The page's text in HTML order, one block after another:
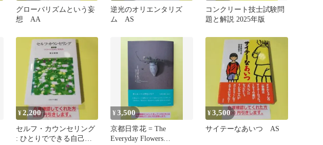
グローバリズムという妄
想 AA
逆光のオリエンタリズ
ム AS
コンクリート技士試験問
題と解説 2025年版
¥2,200
セルフ・カウンセリング
: ひとりでできる自己発
¥3,500
京都日常花 = The
Everyday Flowers
¥3,500
サイテーなあいつ AS